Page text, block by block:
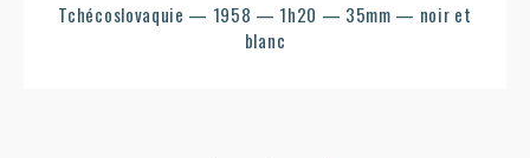
Tchécoslovaquie — 1958 — 1h20 — 35mm — noir et
blanc